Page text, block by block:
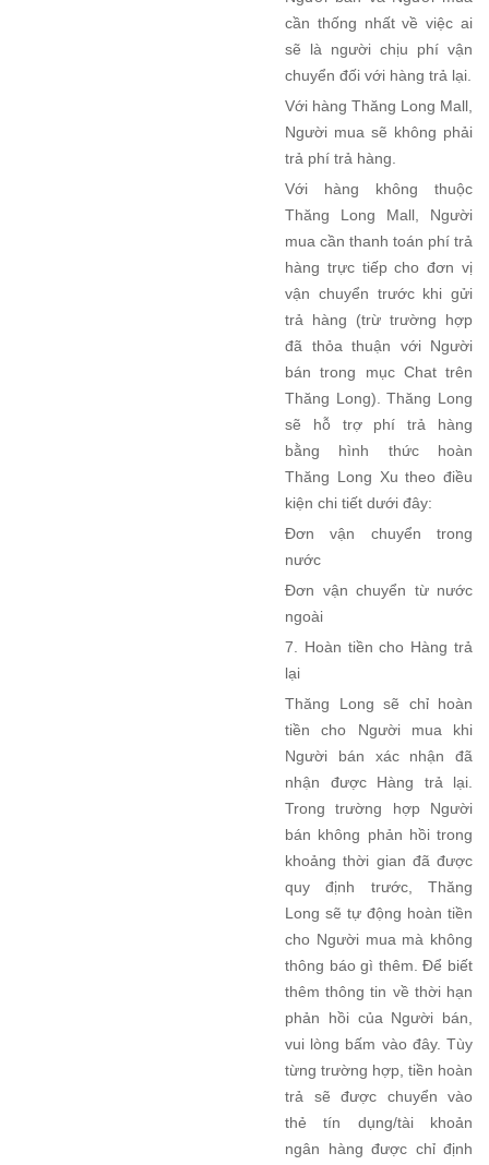
cần thống nhất về việc ai
sẽ là người chịu phí vận
chuyển đối với hàng trả lại.
Với hàng Thăng Long Mall,
Người mua sẽ không phải
trả phí trả hàng.
Với hàng không thuộc
Thăng Long Mall, Người
mua cần thanh toán phí trả
hàng trực tiếp cho đơn vị
vận chuyển trước khi gửi
trả hàng (trừ trường hợp
đã thỏa thuận với Người
bán trong mục Chat trên
Thăng Long). Thăng Long
sẽ hỗ trợ phí trả hàng
bằng hình thức hoàn
Thăng Long Xu theo điều
kiện chi tiết dưới đây:
Đơn vận chuyển trong
nước
Đơn vận chuyển từ nước
ngoài
7. Hoàn tiền cho Hàng trả
lại
Thăng Long sẽ chỉ hoàn
tiền cho Người mua khi
Người bán xác nhận đã
nhận được Hàng trả lại.
Trong trường hợp Người
bán không phản hồi trong
khoảng thời gian đã được
quy định trước, Thăng
Long sẽ tự động hoàn tiền
cho Người mua mà không
thông báo gì thêm. Để biết
thêm thông tin về thời hạn
phản hồi của Người bán,
vui lòng bấm vào đây. Tùy
từng trường hợp, tiền hoàn
trả sẽ được chuyển vào
thẻ tín dụng/tài khoản
ngân hàng được chỉ định